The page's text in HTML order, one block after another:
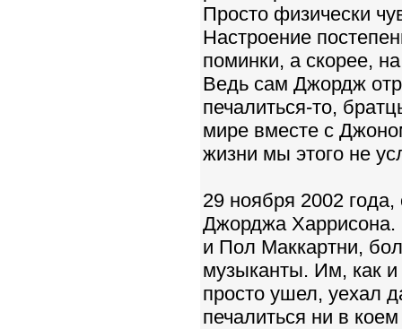
Просто физически
Настроение
поминки, а скорее,
Ведь сам Джордж
печалиться-то,
мире вместе с
жизни мы этого не
29 ноября 2002 года,
Джорджа Харрисона.
и Пол Маккартни,
музыканты. Им, как
просто ушел, уехал
печалиться ни в